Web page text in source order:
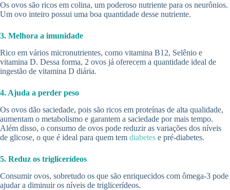
Os ovos são ricos em colina, um poderoso nutriente para os neurônios.
Um ovo inteiro possui uma boa quantidade desse nutriente.
3. Melhora a imunidade
Rico em vários micronutrientes, como vitamina B12, Selênio e
vitamina D. Dessa forma, 2 ovos já oferecem a quantidade ideal de
ingestão de vitamina D diária.
4. Ajuda a perder peso
Os ovos dão saciedade, pois são ricos em proteínas de alta qualidade,
aumentam o metabolismo e garantem a saciedade por mais tempo.
Além disso, o consumo de ovos pode reduzir as variações dos níveis
de glicose, o que é ideal para quem tem diabetes e pré-diabetes.
5. Reduz os triglicerídeos
Consumir ovos, sobretudo os que são enriquecidos com ômega-3 pode
ajudar a diminuir os níveis de triglicerídeos.